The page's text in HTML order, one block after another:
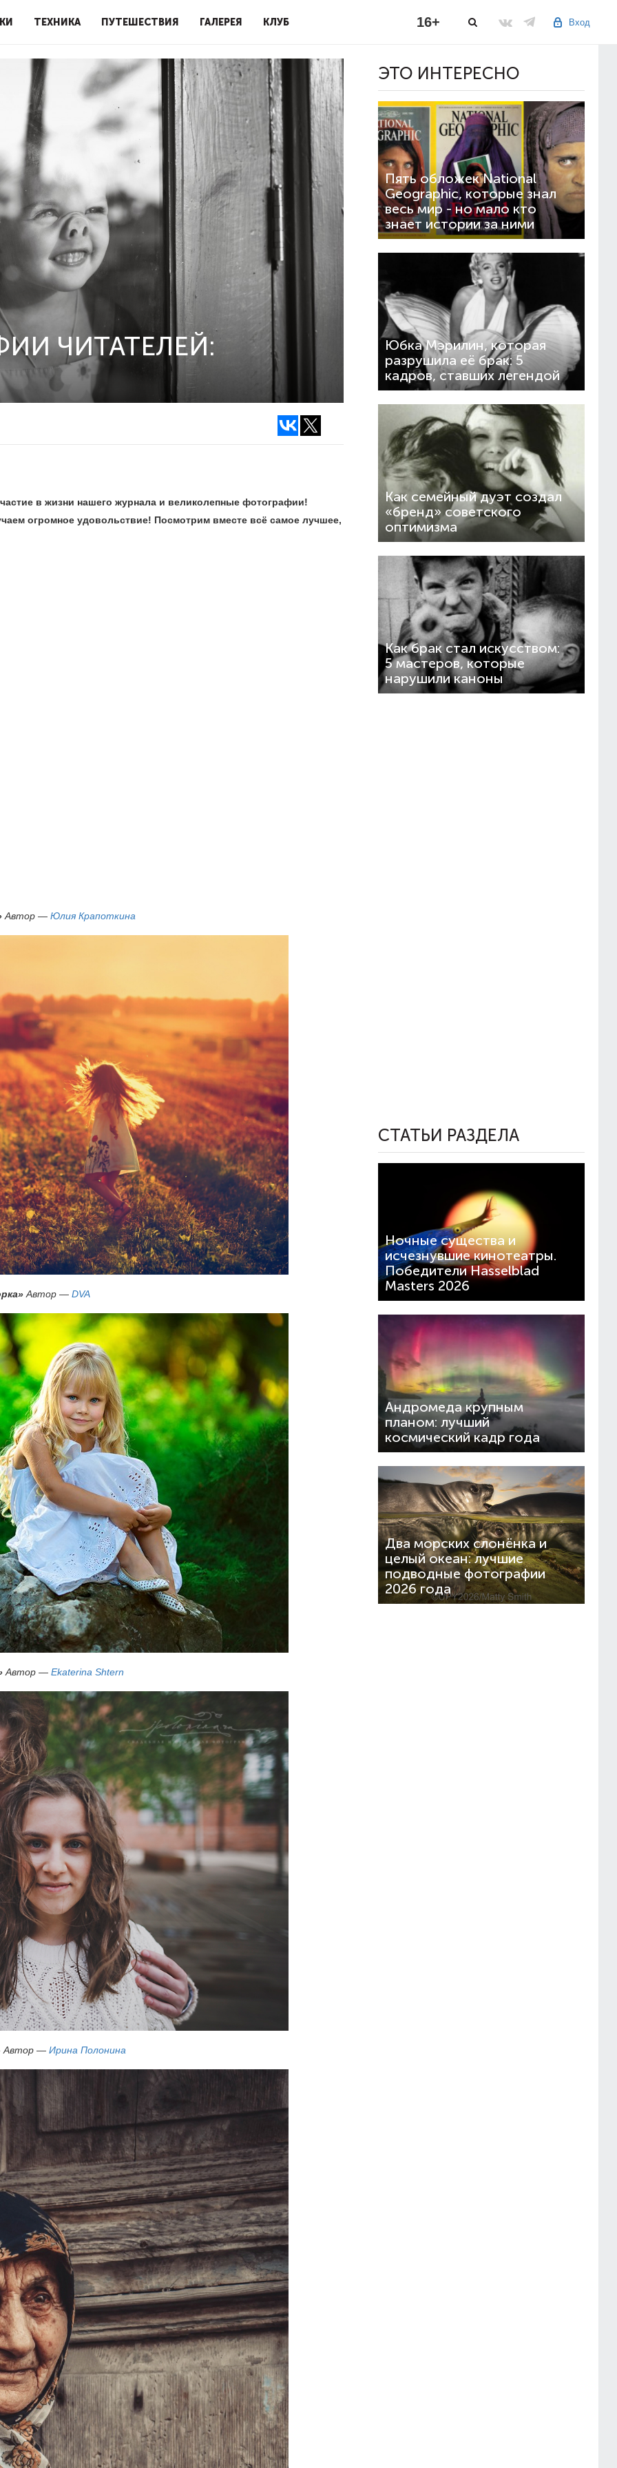
ТЕХНИКА ПУТЕШЕСТВИЯ ГАЛЕРЕЯ КЛУБ Вход
16+
ЧИТАТЕЛЕЙ:
в жизни нашего журнала и великолепные фотографии!
огромное удовольствие! Посмотрим вместе всё самое лучшее,
Автор — Юлия Крапоткина
Автор — DVA
Автор — Ekaterina Shtern
Автор — Ирина Полонина
ЭТО ИНТЕРЕСНО
Пять обложек National
Geographic, которые знал
весь мир - но мало кто
знает истории за ними
Юбка Мэрилин, которая
разрушила её брак: 5
кадров, ставших легендой
Как семейный дуэт создал
«бренд» советского
оптимизма
Как брак стал искусством:
5 мастеров, которые
нарушили каноны
СТАТЬИ РАЗДЕЛА
Ночные существа и
исчезнувшие кинотеатры.
Победители Hasselblad
Masters 2026
Андромеда крупным
планом: лучший
космический кадр года
Два морских слонёнка и
целый океан: лучшие
подводные фотографии
2026 года